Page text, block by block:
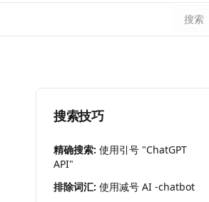
搜索
搜索技巧
精确搜索: 使用引号 "ChatGPT
API"
排除词汇: 使用减号 AI -chatbot